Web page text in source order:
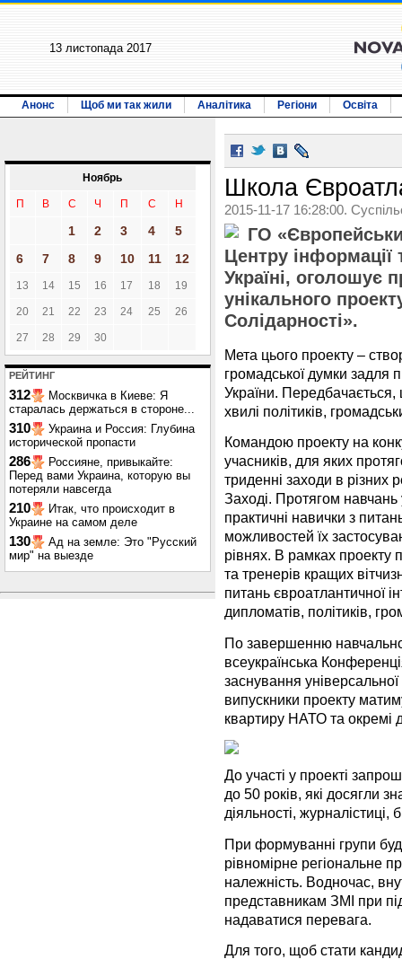
13 листопада 2017
Анонс Щоб ми так жили Аналітика Регіони Освіта
Ноябрь
П В С Ч П С Н
1 2 3 4
5
6
7 8 9 10 11 12
13 14 15 16 17 18 19
20 21 22 23 24 25 26
27 28 29 30
РЕЙТИНГ
312
Москвичка в Киеве: Я
старалась держаться в стороне...
310
Украина и Россия: Глубина
исторической пропасти
286
Россияне, привыкайте:
Перед вами Украина, которую вы
потеряли навсегда
210
Итак, что происходит в
Украине на самом деле
130
Ад на земле: Это "Русский
мир" на выезде
Школа
2015-11-17 16:28:00.
ГО
Центру інформації
Україні, оголошує
унікального
Солідарності».
Мета цього проекту –
громадської думки задля
України. Передбачається,
хвилі політиків,
Командою проекту на
учасників, для яких
триденні заходи в різних
Заході. Протягом
практичні навички з
можливостей їх
рівнях. В рамках проекту
та тренерів кращих
питань євроатлантичної
дипломатів, політиків,
По завершенню
всеукраїнська
заснування
випускники проекту
квартиру НАТО та
До участі у проекті
до 50 років, які досягли
діяльності, журналістиці,
При формуванні групи
рівномірне регіональне
належність. Водночас,
представникам ЗМІ при
надаватися перевага.
Для того, щоб стати